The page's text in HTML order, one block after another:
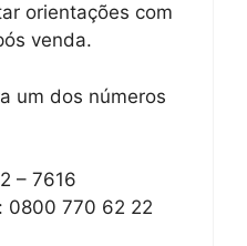
orientações com
venda.
um dos números
– 7616
0800 770 62 22